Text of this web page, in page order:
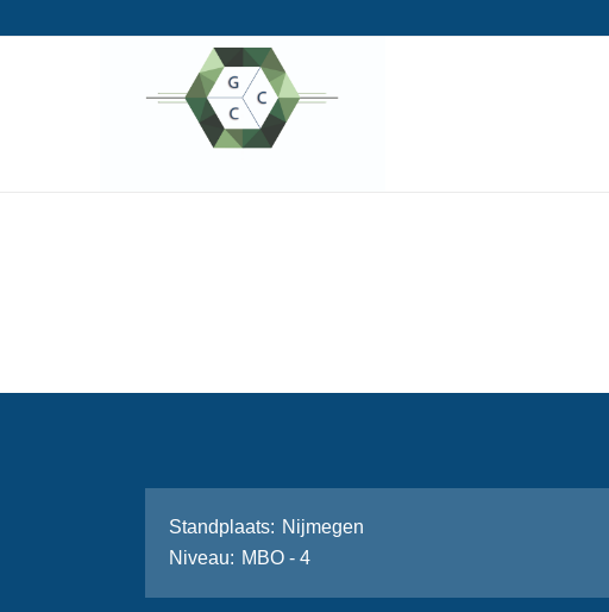
Stand­plaats
Nijmegen
Niveau
MBO - 4